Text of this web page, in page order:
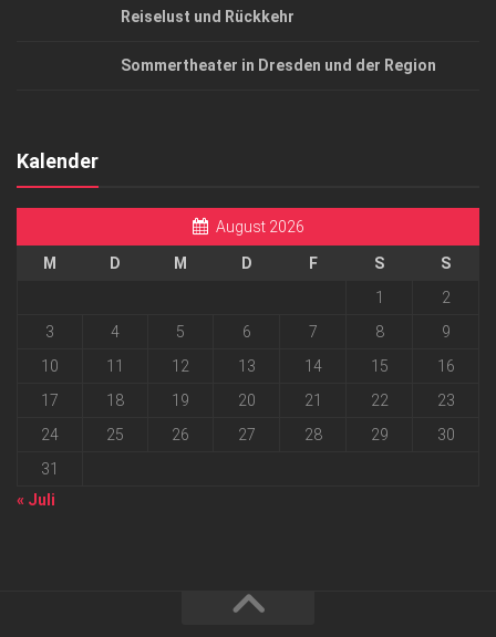
Reiselust und Rückkehr
Sommertheater in Dresden und der Region
Kalender
August 2026
M D M D F S
S
1
2
3
4 5 6 7 8
9
10
11 12 13 14 15
16
17
18 19 20 21 22
23
24
25 26 27 28 29
30
31
« Juli